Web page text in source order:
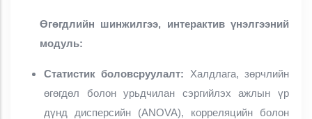
Өгөгдлийн шинжилгээ, интерактив үнэлгээний
модуль:
Статистик боловсруулалт: Халдлага, зөрчлийн
өгөгдөл болон урьдчилан сэргийлэх ажлын үр
дүнд дисперсийн (ANOVA), корреляцийн болон